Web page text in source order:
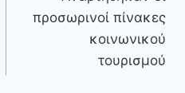
προσωρινοί πίνακες
κοινωνικού
τουρισμού